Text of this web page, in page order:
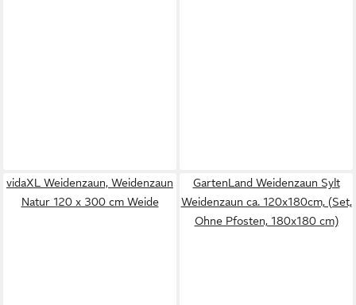
vidaXL Weidenzaun, Weidenzaun
Natur 120 x 300 cm Weide
GartenLand Weidenzaun Sylt
Weidenzaun ca. 120x180cm, (Set,
Ohne Pfosten, 180x180 cm)